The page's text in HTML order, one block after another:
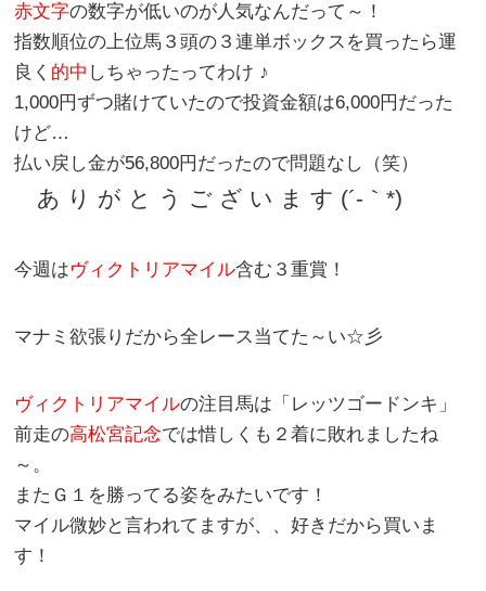
赤文字の数字が低いのが人気なんだって～！
指数順位の上位馬３頭の３連単ボックスを買ったら運
良く 的中 しちゃったってわけ ♪
1,000円ずつ賭けていたので投資金額は6,000円 だった
けど…
払い戻し金が56,800円 だったので問題なし（笑）
あ り が と う ご ざ い ま す (´-｀*)
今週はヴィクトリアマイル含む３重賞！
マナミ欲張りだから全レース当てた～い☆彡
ヴィクトリアマイルの注目馬は「 レッツゴードンキ 」
前走の高松宮記念では惜しくも２着に敗れましたね
～。
またＧ１を勝ってる姿をみたいです！
マイル微妙と言われてますが、、好きだから買いま
す！